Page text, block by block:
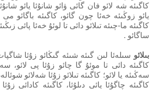
كاگىئە شە لائو فان گائى ۋائو شانۇئا يائو
يائو زوڭىئە خەئا چون گائو، كاگىئە باگائو مى
كاگىئە ما-چىئە تىلائو دائى تا لوئۇ خەئا پائى
ساگائو .
بىلائو سىلەئا لىن گىئە شىئە گىڭائو زۇئا
كاگىئە دائى تا موئۇ گا چائو زۇئا پى لائو،
سەڭىئە يا لائو؛ كاگىئە تىلائو زۇئا شەلائو
كاگىئە چاگۇئا يائى دىلۇئا، كاگىئە كادائى